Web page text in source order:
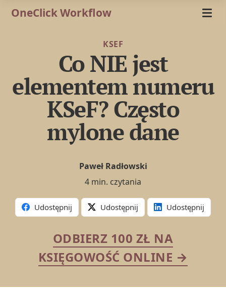
OneClick Workflow
KSEF
Co NIE jest
elementem numeru
KSeF? Często
mylone dane
Paweł Radłowski
4 min. czytania
Udostępnij Udostępnij Udostępnij
ODBIERZ 100 ZŁ NA
KSIĘGOWOŚĆ ONLINE →